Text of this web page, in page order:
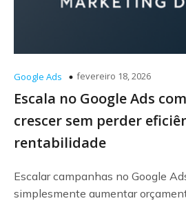
Google Ads fevereiro 18, 2026
Escala no Google Ads
crescer sem perder
rentabilidade
Escalar campanhas no Google
simplesmente aumentar